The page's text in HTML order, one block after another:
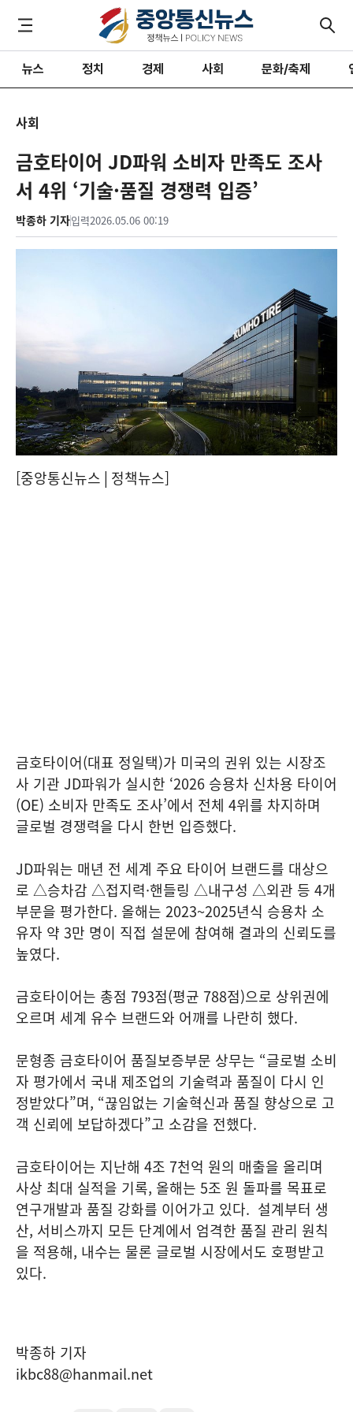
뉴스 정치 경제 사회 문화/축제
사회
금호타이어 JD파워 소비자 만족도 조사
서 4위 ‘기술·품질 경쟁력 입증’
박종하 기자입력2026.05.06 00:19
[중앙통신뉴스│정책뉴스]
금호타이어(대표 정일택)가 미국의 권위 있는 시장조
사 기관 JD파워가 실시한 ‘2026 승용차 신차용 타이어
(OE) 소비자 만족도 조사’에서 전체 4위를 차지하며
글로벌 경쟁력을 다시 한번 입증했다.
JD파워는 매년 전 세계 주요 타이어 브랜드를 대상으
로 △승차감 △접지력·핸들링 △내구성 △외관 등 4개
부문을 평가한다. 올해는 2023~2025년식 승용차 소
유자 약 3만 명이 직접 설문에 참여해 결과의 신뢰도를
높였다.
금호타이어는 총점 793점(평균 788점)으로 상위권에
오르며 세계 유수 브랜드와 어깨를 나란히 했다.
문형종 금호타이어 품질보증부문 상무는 “글로벌 소비
자 평가에서 국내 제조업의 기술력과 품질이 다시 인
정받았다”며, “끊임없는 기술혁신과 품질 향상으로 고
객 신뢰에 보답하겠다”고 소감을 전했다.
금호타이어는 지난해 4조 7천억 원의 매출을 올리며
사상 최대 실적을 기록, 올해는 5조 원 돌파를 목표로
연구개발과 품질 강화를 이어가고 있다. 설계부터 생
산, 서비스까지 모든 단계에서 엄격한 품질 관리 원칙
을 적용해, 내수는 물론 글로벌 시장에서도 호평받고
있다.
박종하 기자
ikbc88@hanmail.net